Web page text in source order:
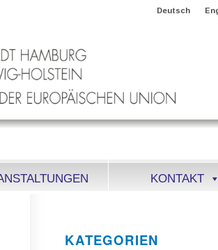
Deutsch
KONTAKT
KATEGORIEN